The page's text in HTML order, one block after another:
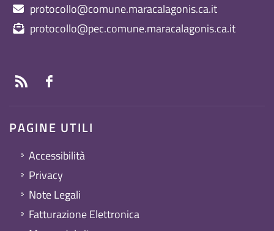
protocollo@comune.maracalagonis.ca.it
protocollo@pec.comune.maracalagonis.ca.it
PAGINE UTILI
Accessibilità
Privacy
Note Legali
Fatturazione Elettronica